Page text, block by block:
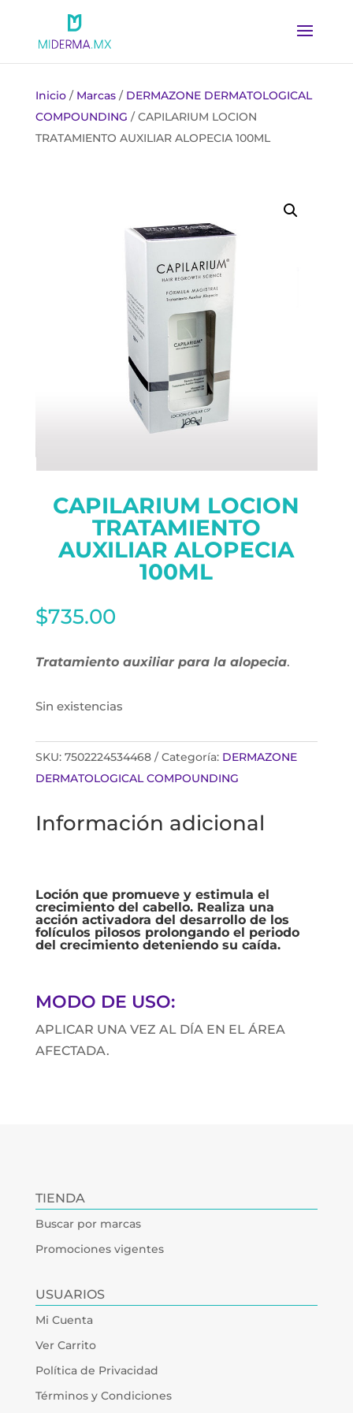
Inicio/ Marcas/ DERMAZONE DERMATOLOGICAL
COMPOUNDING / CAPILARIUM LOCION
TRATAMIENTO AUXILIAR ALOPECIA 100ML
CAPILARIUM LOCION
TRATAMIENTO
AUXILIAR ALOPECIA
100ML
$735.00
Tratamiento auxiliar para la alopecia.
Sin existencias
SKU: 7502224534468 Categoría: DERMAZONE
DERMATOLOGICAL COMPOUNDING
Información adicional
Loción que promueve y estimula el
crecimiento del cabello. Realiza una
acción activadora del desarrollo de los
folículos pilosos prolongando el periodo
del crecimiento deteniendo su caída.
MODO DE USO:
APLICAR UNA VEZ AL DÍA EN EL ÁREA
AFECTADA.
TIENDA
Buscar por marcas
Promociones vigentes
USUARIOS
Mi Cuenta
Ver Carrito
Política de Privacidad
Términos y Condiciones